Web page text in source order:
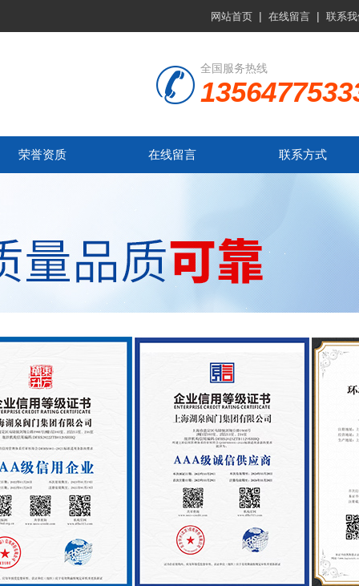
网站首页 | 在线留言 | 联系
全国服务热线
荣誉资质 在线留言 联系方式